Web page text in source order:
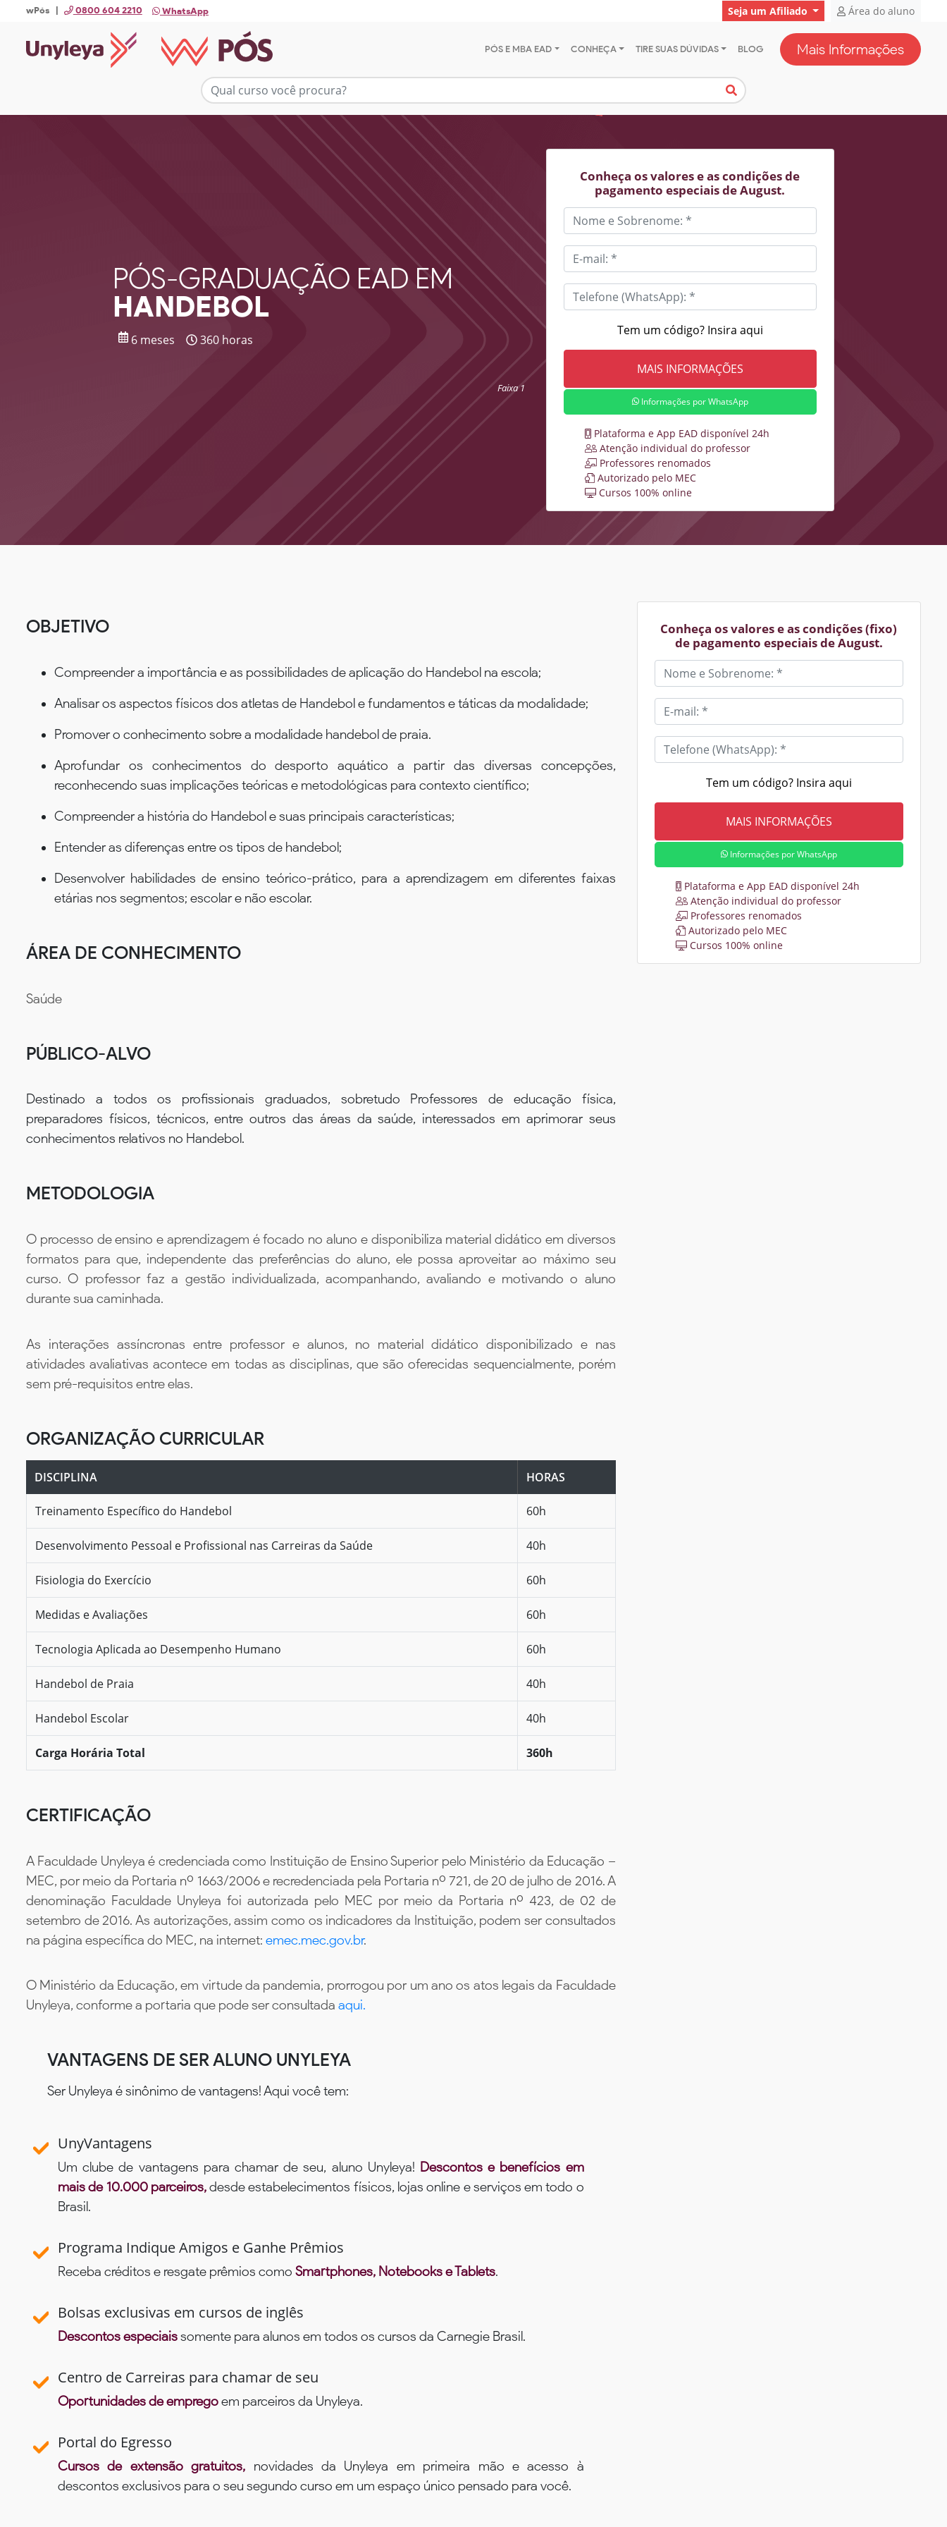
wPós | 0800 604 2210 WhatsApp Seja um Afiliado Área do aluno
PÓS E MBA EAD CONHEÇA TIRE SUAS DÚVIDAS BLOG Mais Informações
PÓS-GRADUAÇÃO EAD EM
HANDEBOL
6 meses 360 horas
Faixa 1
Conheça os valores e as condições de
pagamento especiais de August.
Tem um código? Insira aqui
Informações por WhatsApp
Plataforma e App EAD disponível 24h
Atenção individual do professor
Professores renomados
Autorizado pelo MEC
Cursos 100% online
OBJETIVO
Compreender a importância e as possibilidades de aplicação do Handebol na escola;
Analisar os aspectos físicos dos atletas de Handebol e fundamentos e táticas da modalidade;
Promover o conhecimento sobre a modalidade handebol de praia.
Aprofundar os conhecimentos do desporto aquático a partir das diversas concepções,
reconhecendo suas implicações teóricas e metodológicas para contexto científico;
Compreender a história do Handebol e suas principais características;
Entender as diferenças entre os tipos de handebol;
Desenvolver habilidades de ensino teórico-prático, para a aprendizagem em diferentes faixas
etárias nos segmentos; escolar e não escolar.
ÁREA DE CONHECIMENTO
Saúde
PÚBLICO-ALVO
Destinado a todos os profissionais graduados, sobretudo Professores de educação física,
preparadores físicos, técnicos, entre outros das áreas da saúde, interessados em aprimorar seus
conhecimentos relativos no Handebol.
METODOLOGIA
O processo de ensino e aprendizagem é focado no aluno e disponibiliza material didático em diversos
formatos para que, independente das preferências do aluno, ele possa aproveitar ao máximo seu
curso. O professor faz a gestão individualizada, acompanhando, avaliando e motivando o aluno
durante sua caminhada.
As interações assíncronas entre professor e alunos, no material didático disponibilizado e nas
atividades avaliativas acontece em todas as disciplinas, que são oferecidas sequencialmente, porém
sem pré-requisitos entre elas.
ORGANIZAÇÃO CURRICULAR
DISCIPLINA HORAS
Treinamento Específico do Handebol 60h
Desenvolvimento Pessoal e Profissional nas Carreiras da Saúde 40h
Fisiologia do Exercício 60h
Medidas e Avaliações 60h
Tecnologia Aplicada ao Desempenho Humano 60h
Handebol de Praia 40h
Handebol Escolar 40h
Carga Horária Total 360h
CERTIFICAÇÃO
A Faculdade Unyleya é credenciada como Instituição de Ensino Superior pelo Ministério da Educação –
MEC, por meio da Portaria nº 1663/2006 e recredenciada pela Portaria nº 721, de 20 de julho de 2016. A
denominação Faculdade Unyleya foi autorizada pelo MEC por meio da Portaria nº 423, de 02 de
setembro de 2016. As autorizações, assim como os indicadores da Instituição, podem ser consultados
na página específica do MEC, na internet: emec.mec.gov.br.
O Ministério da Educação, em virtude da pandemia, prorrogou por um ano os atos legais da Faculdade
Unyleya, conforme a portaria que pode ser consultada aqui.
VANTAGENS DE SER ALUNO UNYLEYA
Ser Unyleya é sinônimo de vantagens! Aqui você tem:
UnyVantagens
Um clube de vantagens para chamar de seu, aluno Unyleya! Descontos e benefícios em
mais de 10.000 parceiros,desde estabelecimentos físicos, lojas online e serviços em todo o
Brasil.
Programa Indique Amigos e Ganhe Prêmios
Receba créditos e resgate prêmios como Smartphones, Notebooks e Tablets.
Bolsas exclusivas em cursos de inglês
Descontos especiaissomente para alunos em todos os cursos da Carnegie Brasil.
Centro de Carreiras para chamar de seu
Oportunidades de empregoem parceiros da Unyleya.
Portal do Egresso
Cursos de extensão gratuitos, novidades da Unyleya em primeira mão e acesso à
descontos exclusivos para o seu segundo curso em um espaço único pensado para você.
Conheça os valores e as condições (fixo)
de pagamento especiais de August.
Tem um código? Insira aqui
Informações por WhatsApp
Plataforma e App EAD disponível 24h
Atenção individual do professor
Professores renomados
Autorizado pelo MEC
Cursos 100% online